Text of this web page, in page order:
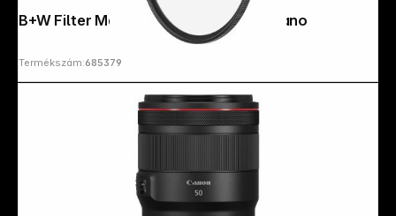
B+W Filter Master Clear MRC 95mm nano
Termékszám:685379